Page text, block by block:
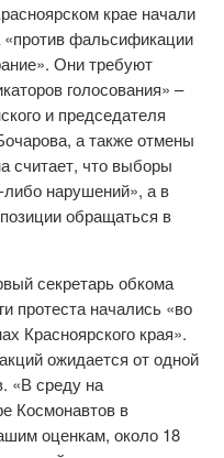
крае начали
фальсификации
Они требуют
голосования» –
и председателя
а также отмены
считает, что выборы
нарушений», а в
обращаться в
секретарь обкома
протеста начались «во
Красноярского края».
ожидается от одной
«В среду на
Космонавтов в
оценкам, около 18